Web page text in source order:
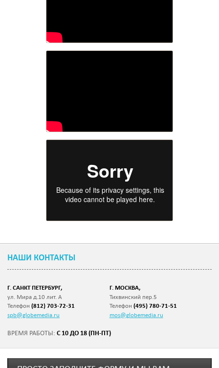
НАШИ КОНТАКТЫ
Г. САНКТ ПЕТЕРБУРГ,
ул. Мира д.10 лит. А
Телефон (812) 703-72-31
spb@globemedia.ru
Г. МОСКВА,
Тихвинский пер.5
Телефон (495) 780-71-51
mos@globemedia.ru
ВРЕМЯ РАБОТЫ: С 10 ДО 18 (ПН-ПТ)